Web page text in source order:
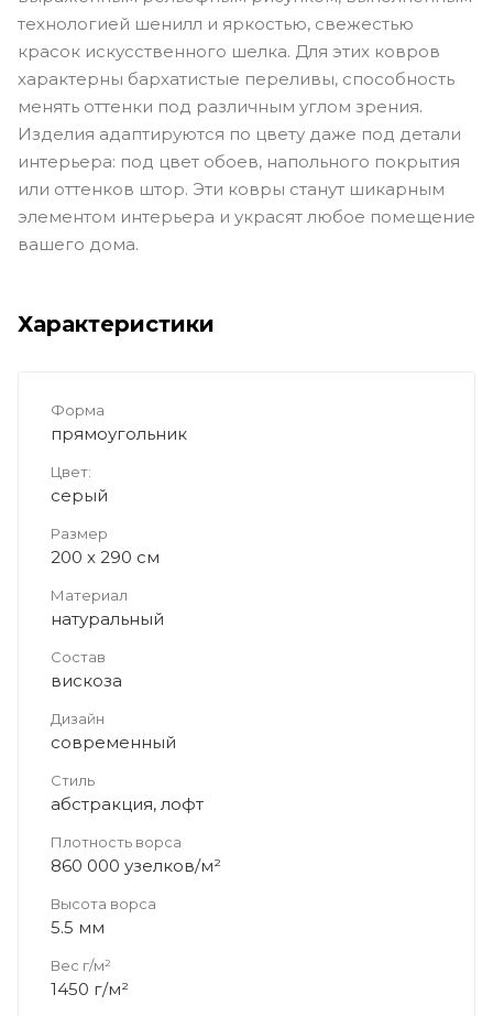
технологией шенилл и яркостью, свежестью
красок искусственного шелка. Для этих ковров
характерны бархатистые переливы, способность
менять оттенки под различным углом зрения.
Изделия адаптируются по цвету даже под детали
интерьера: под цвет обоев, напольного покрытия
или оттенков штор. Эти ковры станут шикарным
элементом интерьера и украсят любое помещение
вашего дома.
Характеристики
Форма
прямоугольник
Цвет:
серый
Размер
200 x 290 см
Материал
натуральный
Состав
вискоза
Дизайн
современный
Стиль
абстракция, лофт
Плотность ворса
860 000 узелков/м²
Высота ворса
5.5 мм
Вес г/м²
1450 г/м²